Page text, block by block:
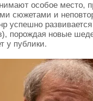
особое место,
сюжетами и
успешно
порождая новые
у публики.